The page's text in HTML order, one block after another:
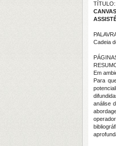
TÍTULO:
Cadeia
Em
Para
análise